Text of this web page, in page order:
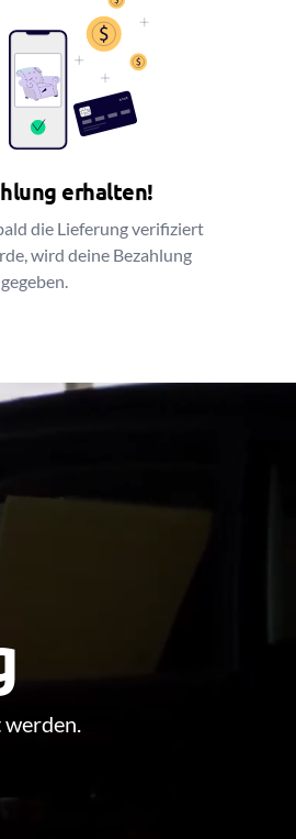
erhalten!
die Lieferung verifiziert
wird deine Bezahlung
werden.